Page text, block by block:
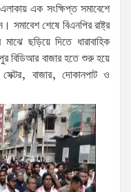
এক সংক্ষিপ্ত সমাবেশে
শেষে বিএনপির রাষ্ট্র
ছড়িয়ে দিতে ধারাবাহিক
বিডিআর বাজার হতে শুরু হয়ে
বাজার, দোকানপাট ও